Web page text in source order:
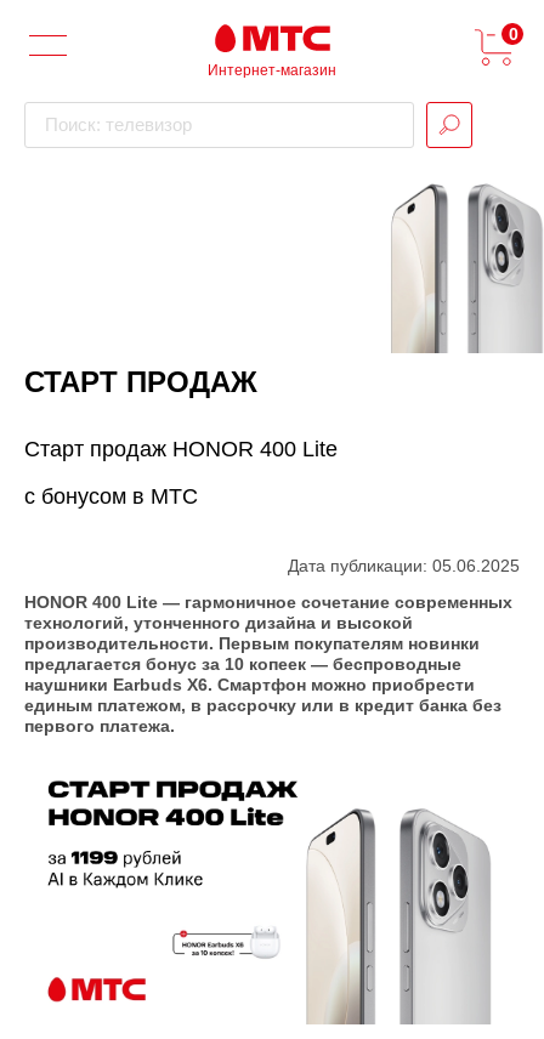
Интернет-магазин
Поиск: телевизор
0
СТАРТ ПРОДАЖ
Старт продаж HONOR 400 Lite
с бонусом в МТС
Дата публикации: 05.06.2025
HONOR 400 Lite — гармоничное сочетание современных
технологий, утонченного дизайна и высокой
производительности. Первым покупателям новинки
предлагается бонус за 10 копеек — беспроводные
наушники Earbuds X6. Смартфон можно приобрести
единым платежом, в рассрочку или в кредит банка без
первого платежа.